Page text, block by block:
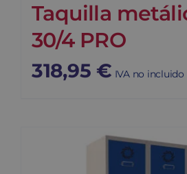
Taquilla
30/4 PRO
318,95 € IVA no incluido